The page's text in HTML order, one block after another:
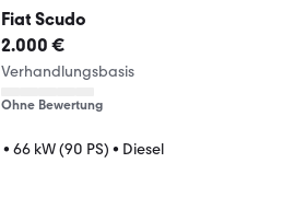
Fiat Scudo
2.000 €
Verhandlungsbasis
Ohne Bewertung
• 66 kW (90 PS) • Diesel